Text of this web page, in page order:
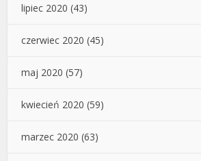
lipiec 2020 (43)
czerwiec 2020 (45)
maj 2020 (57)
kwiecień 2020 (59)
marzec 2020 (63)